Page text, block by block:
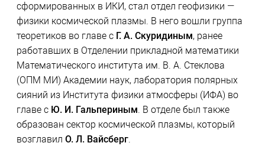
сформированных в ИКИ, стал отдел геофизики —
физики космической плазмы. В него вошли группа
теоретиков во главе с Г. А. Скуридиным, ранее
работавших в Отделении прикладной математики
Математического института им. В. А. Стеклова
(ОПМ МИ) Академии наук, лаборатория полярных
сияний из Института физики атмосферы (ИФА) во
главе с Ю. И. Гальпериным. В отделе был также
образован сектор космической плазмы, который
возглавил О. Л. Вайсберг.